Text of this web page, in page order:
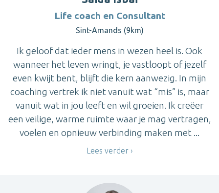
Life coach en Consultant
Sint-Amands (9km)
Ik geloof dat ieder mens in wezen heel is. Ook
wanneer het leven wringt, je vastloopt of jezelf
even kwijt bent, blijft die kern aanwezig. In mijn
coaching vertrek ik niet vanuit wat “mis” is, maar
vanuit wat in jou leeft en wil groeien. Ik creëer
een veilige, warme ruimte waar je mag vertragen,
voelen en opnieuw verbinding maken met ...
Lees verder